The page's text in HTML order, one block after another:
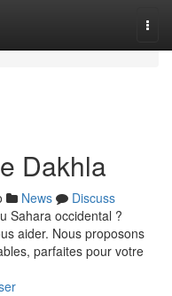
Dakhla
News
Discuss
Sahara occidental ?
aider. Nous proposons
parfaites pour votre